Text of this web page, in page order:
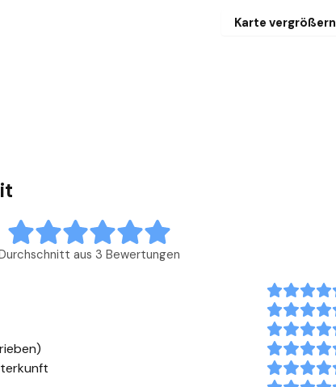
Karte vergrößern
aus 3 Bewertungen